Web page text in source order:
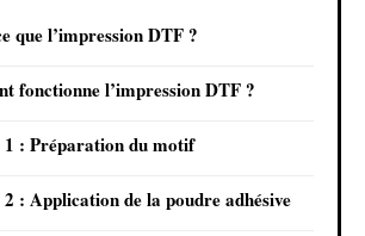
que l’impression DTF ?
fonctionne l’impression DTF ?
1 : Préparation du motif
: Application de la poudre adhésive